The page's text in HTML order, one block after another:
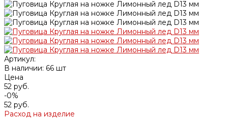
Артикул:
В наличии: 66 шт
Цена
52 руб.
-0%
52 руб.
Расход на изделие